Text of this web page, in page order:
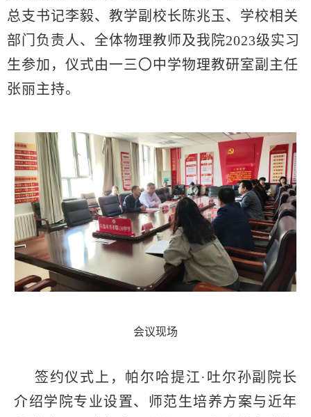
总支书记李毅、教学副校长陈兆玉、学校相关
部门负责人、全体物理教师及我院2023级实习
生参加，仪式由一三〇中学物理教研室副主任
张丽主持。
会议现场
签约仪式上，帕尔哈提江·吐尔孙副院长
介绍学院专业设置、师范生培养方案与近年